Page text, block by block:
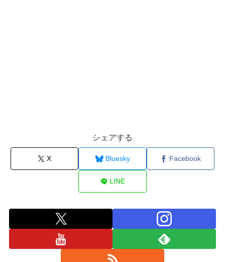
シェアする
X Bluesky Facebook
LINE